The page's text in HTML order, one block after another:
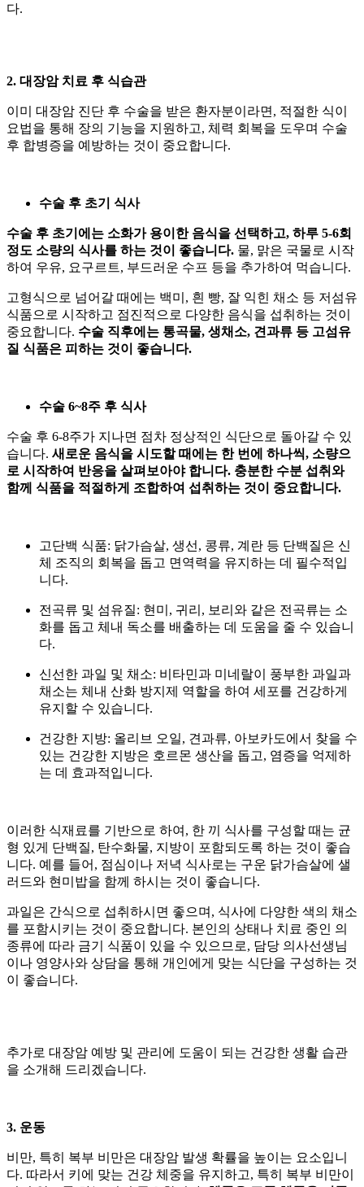
다.
2. 대장암 치료 후 식습관
이미 대장암 진단 후 수술을 받은 환자분이라면, 적절한 식이
요법을 통해 장의 기능을 지원하고, 체력 회복을 도우며 수술
후 합병증을 예방하는 것이 중요합니다.
수술 후 초기 식사
수술 후 초기에는 소화가 용이한 음식을 선택하고, 하루 5-6회
정도 소량의 식사를 하는 것이 좋습니다. 물, 맑은 국물로 시작
하여 우유, 요구르트, 부드러운 수프 등을 추가하여 먹습니다.
고형식으로 넘어갈 때에는 백미, 흰 빵, 잘 익힌 채소 등 저섬유
식품으로 시작하고 점진적으로 다양한 음식을 섭취하는 것이
중요합니다. 수술 직후에는 통곡물, 생채소, 견과류 등 고섬유
질 식품은 피하는 것이 좋습니다.
수술 6~8주 후 식사
수술 후 6-8주가 지나면 점차 정상적인 식단으로 돌아갈 수 있
습니다. 새로운 음식을 시도할 때에는 한 번에 하나씩, 소량으
로 시작하여 반응을 살펴보아야 합니다. 충분한 수분 섭취와
함께 식품을 적절하게 조합하여 섭취하는 것이 중요합니다.
고단백 식품: 닭가슴살, 생선, 콩류, 계란 등 단백질은 신
체 조직의 회복을 돕고 면역력을 유지하는 데 필수적입
니다.
전곡류 및 섬유질: 현미, 귀리, 보리와 같은 전곡류는 소
화를 돕고 체내 독소를 배출하는 데 도움을 줄 수 있습니
다.
신선한 과일 및 채소: 비타민과 미네랄이 풍부한 과일과
채소는 체내 산화 방지제 역할을 하여 세포를 건강하게
유지할 수 있습니다.
건강한 지방: 올리브 오일, 견과류, 아보카도에서 찾을 수
있는 건강한 지방은 호르몬 생산을 돕고, 염증을 억제하
는 데 효과적입니다.
이러한 식재료를 기반으로 하여, 한 끼 식사를 구성할 때는 균
형 있게 단백질, 탄수화물, 지방이 포함되도록 하는 것이 좋습
니다. 예를 들어, 점심이나 저녁 식사로는 구운 닭가슴살에 샐
러드와 현미밥을 함께 하시는 것이 좋습니다.
과일은 간식으로 섭취하시면 좋으며, 식사에 다양한 색의 채소
를 포함시키는 것이 중요합니다. 본인의 상태나 치료 중인 의
종류에 따라 금기 식품이 있을 수 있으므로, 담당 의사선생님
이나 영양사와 상담을 통해 개인에게 맞는 식단을 구성하는 것
이 좋습니다.
추가로 대장암 예방 및 관리에 도움이 되는 건강한 생활 습관
을 소개해 드리겠습니다.
3. 운동
비만, 특히 복부 비만은 대장암 발생 확률을 높이는 요소입니
다. 따라서 키에 맞는 건강 체중을 유지하고, 특히 복부 비만이